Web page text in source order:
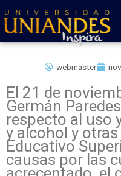
al
contenido
webmaster
El 21 de
Germán
respecto al uso
y alcohol y
Educativo
causas por las